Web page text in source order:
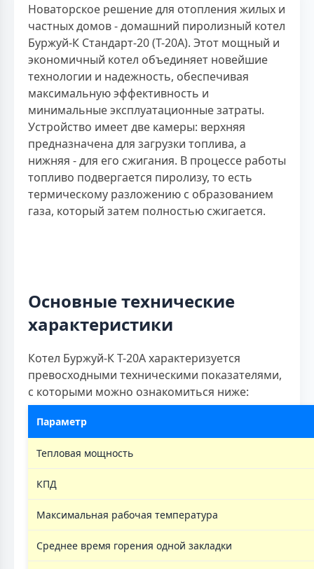
Новаторское решение для отопления жилых и
частных домов - домашний пиролизный котел
Буржуй-К Стандарт-20 (Т-20А). Этот мощный и
экономичный котел объединяет новейшие
технологии и надежность, обеспечивая
максимальную эффективность и
минимальные эксплуатационные затраты.
Устройство имеет две камеры: верхняя
предназначена для загрузки топлива, а
нижняя - для его сжигания. В процессе работы
топливо подвергается пиролизу, то есть
термическому разложению с образованием
газа, который затем полностью сжигается.
Основные технические
характеристики
Котел Буржуй-К Т-20А характеризуется
превосходными техническими показателями,
с которыми можно ознакомиться ниже:
Параметр
Тепловая мощность
КПД
Максимальная рабочая температура
Среднее время горения одной закладки